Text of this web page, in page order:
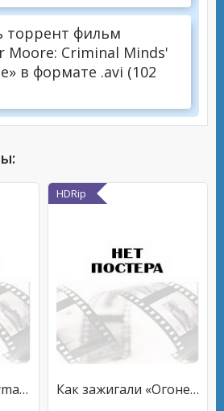
торрент фильм
Moore: Criminal Minds'
в формате .avi (102
Playboy Video Playmate Calendar 2009
HDRip
Как зажигали «Огонек». Секреты новогоднего эфира